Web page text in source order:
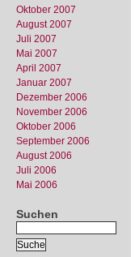
Oktober 2007
August 2007
Juli 2007
Mai 2007
April 2007
Januar 2007
Dezember 2006
November 2006
Oktober 2006
September 2006
August 2006
Juli 2006
Mai 2006
Suchen